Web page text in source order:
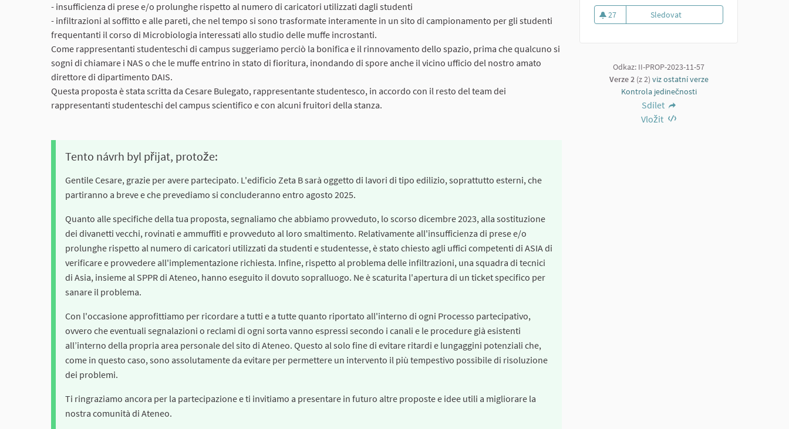
- insufficienza di prese e/o prolunghe rispetto al numero di caricatori utilizzati dagli studenti
- infiltrazioni al soffitto e alle pareti, che nel tempo si sono trasformate interamente in un sito di campionamento per gli studenti
frequentanti il corso di Microbiologia interessati allo studio delle muffe incrostanti.
Come rappresentanti studenteschi di campus suggeriamo perciò la bonifica e il rinnovamento dello spazio, prima che qualcuno si
sogni di chiamare i NAS o che le muffe entrino in stato di fioritura, inondando di spore anche il vicino ufficio del nostro amato
direttore di dipartimento DAIS.
Questa proposta è stata scritta da Cesare Bulegato, rappresentante studentesco, in accordo con il resto del team dei
rappresentanti studenteschi del campus scientifico e con alcuni fruitori della stanza.
Tento návrh byl přijat, protože:
Gentile Cesare, grazie per avere partecipato. L'edificio Zeta B sarà oggetto di lavori di tipo edilizio, soprattutto esterni, che
partiranno a breve e che prevediamo si concluderanno entro agosto 2025.
Quanto alle specifiche della tua proposta, segnaliamo che abbiamo provveduto, lo scorso dicembre 2023, alla sostituzione
dei divanetti vecchi, rovinati e ammuffiti e provveduto al loro smaltimento. Relativamente all'insufficienza di prese e/o
prolunghe rispetto al numero di caricatori utilizzati da studenti e studentesse, è stato chiesto agli uffici competenti di ASIA di
verificare e provvedere all'implementazione richiesta. Infine, rispetto al problema delle infiltrazioni, una squadra di tecnici
di Asia, insieme al SPPR di Ateneo, hanno eseguito il dovuto sopralluogo. Ne è scaturita l'apertura di un ticket specifico per
sanare il problema.
Con l'occasione approfittiamo per ricordare a tutti e a tutte quanto riportato all'interno di ogni Processo partecipativo,
ovvero che eventuali segnalazioni o reclami di ogni sorta vanno espressi secondo i canali e le procedure già esistenti
all’interno della propria area personale del sito di Ateneo. Questo al solo fine di evitare ritardi e lungaggini potenziali che,
come in questo caso, sono assolutamente da evitare per permettere un intervento il più tempestivo possibile di risoluzione
dei problemi.
Ti ringraziamo ancora per la partecipazione e ti invitiamo a presentare in futuro altre proposte e idee utili a migliorare la
nostra comunità di Ateneo.
27
27 sledujících
SledovatBonifica dell'auletta studenti
Odkaz: II-PROP-2023-11-57
Verze 2(z 2) viz ostatní verze
Kontrola jedinečnosti
Sdílet
Vložit